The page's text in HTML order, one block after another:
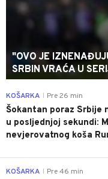
"OVO JE
SRBIN VRAĆA U
KOŠARKA Pre 26 min
Šokantan poraz Srbije
u posljednjoj sekundi:
nevjerovatnog koša
KOŠARKA Pre 46 min